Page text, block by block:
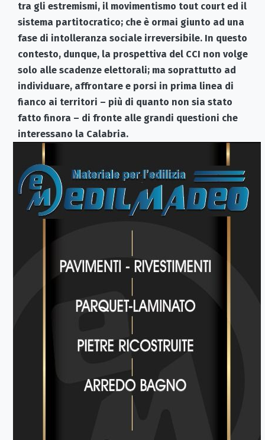
tra gli estremismi, il movimentismo tout court ed il
sistema partitocratico; che è ormai giunto ad una
fase di intolleranza sociale irreversibile. In questo
contesto, dunque, la prospettiva del CCI non volge
solo alle scadenze elettorali; ma soprattutto ad
individuare, affrontare e porsi in prima linea di
fianco ai territori – più di quanto non sia stato
fatto finora – di fronte alle grandi questioni che
interessano la Calabria.